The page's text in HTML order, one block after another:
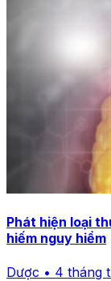
Phát hiện loại
hiếm nguy hiểm
Dược • 4 tháng